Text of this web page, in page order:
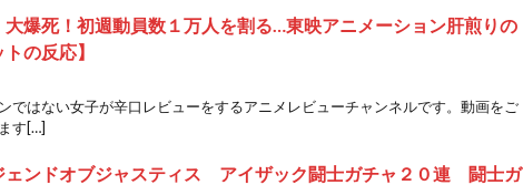
大爆死！初週動員数１万人を割る…東映アニメーション肝煎りの
の反応】
ではない女子が辛口レビューをするアニメレビューチャンネルです。動画をご
す[…]
ンドオブジャスティス アイザック闘士ガチャ２０連 闘士ガ